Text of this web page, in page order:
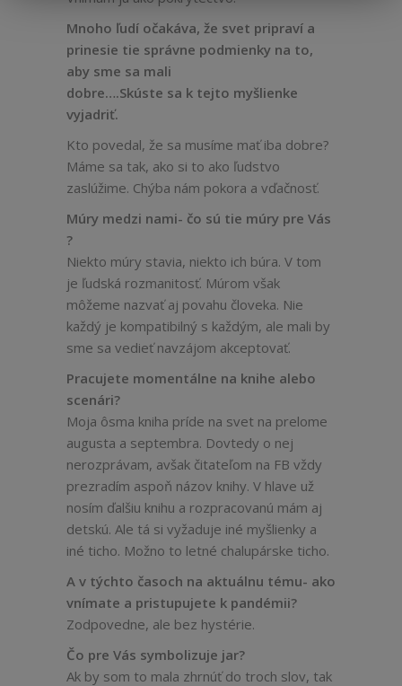
Mnoho ľudí očakáva, že svet pripraví a
prinesie tie správne podmienky na to,
aby sme sa mali
dobre….Skúste sa k tejto myšlienke
vyjadriť.
Kto povedal, že sa musíme mať iba dobre?
Máme sa tak, ako si to ako ľudstvo
zaslúžime. Chýba nám pokora a vďačnosť.
Múry medzi nami- čo sú tie múry pre Vás
?
Niekto múry stavia, niekto ich búra. V tom
je ľudská rozmanitosť. Múrom však
môžeme nazvať aj povahu človeka. Nie
každý je kompatibilný s každým, ale mali by
sme sa vedieť navzájom akceptovať.
Pracujete momentálne na knihe alebo
scenári?
Moja ôsma kniha príde na svet na prelome
augusta a septembra. Dovtedy o nej
nerozprávam, avšak čitateľom na FB vždy
prezradím aspoň názov knihy. V hlave už
nosím ďalšiu knihu a rozpracovanú mám aj
detskú. Ale tá si vyžaduje iné myšlienky a
iné ticho. Možno to letné chalupárske ticho.
A v týchto časoch na aktuálnu tému- ako
vnímate a pristupujete k pandémii?
Zodpovedne, ale bez hystérie.
Čo pre Vás symbolizuje jar?
Ak by som to mala zhrnúť do troch slov, tak